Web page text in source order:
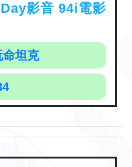
影音 94i電影
命坦克